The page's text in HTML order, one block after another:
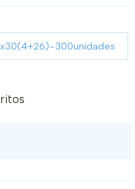
300unidades